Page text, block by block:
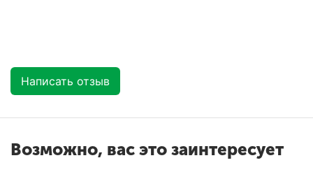
Написать отзыв
Возможно, вас это заинтересует